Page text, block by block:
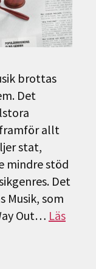
brottas
Det
allt
stat,
mindre stöd
Det
Musik, som
Out… Läs